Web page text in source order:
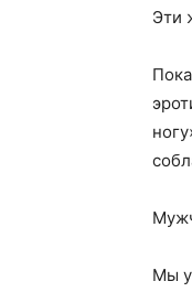
Эти
Мы